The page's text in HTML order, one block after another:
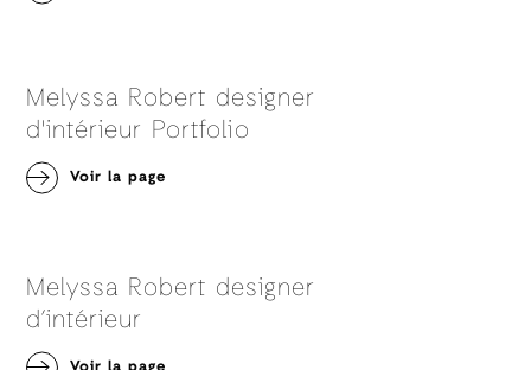
Melyssa Robert designer
d'intérieur Portfolio
Voir la page
Melyssa Robert designer
d’intérieur